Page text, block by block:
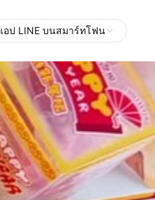
อป LINE บนสมาร์ทโฟน